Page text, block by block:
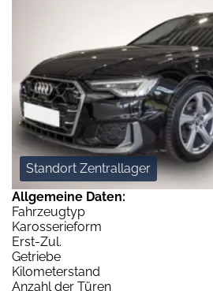
Standort Zentrallager
Allgemeine Daten:
Fahrzeugtyp
Karosserieform
Erst-Zul.
Getriebe
Kilometerstand
Anzahl der Türen